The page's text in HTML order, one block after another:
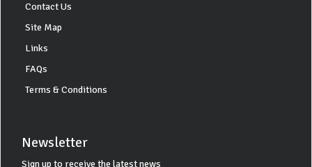
Contact Us
Site Map
Links
FAQs
Terms & Conditions
Newsletter
Sign up to receive the latest news